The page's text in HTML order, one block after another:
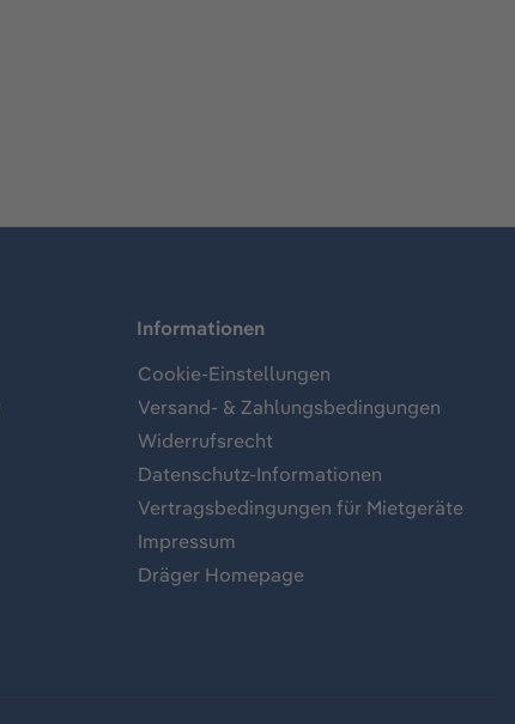
Informationen
Cookie-Einstellungen
Versand- & Zahlungsbedingungen
Widerrufsrecht
Datenschutz-Informationen
Vertragsbedingungen für Mietgeräte
Impressum
Dräger Homepage